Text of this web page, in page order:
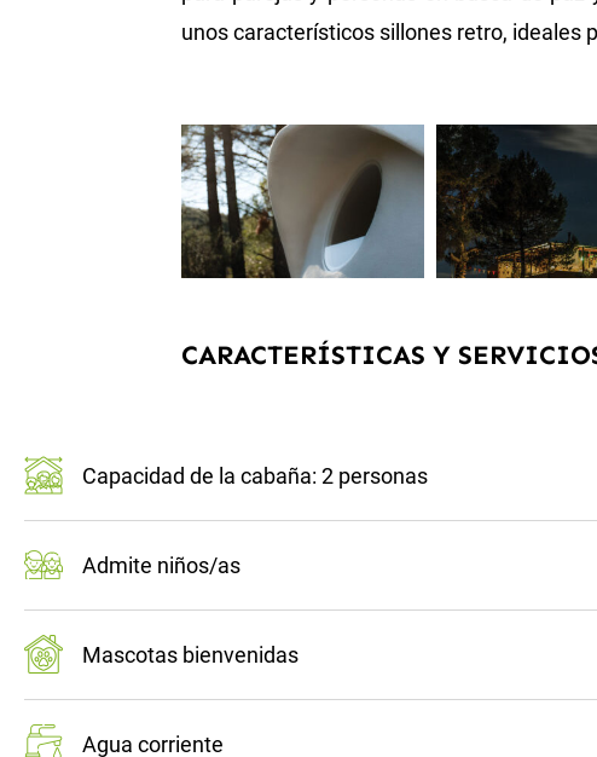
unos característicos sillones retro, ideales
CARACTERÍSTICAS Y
Capacidad de la cabaña: 2 personas
Admite niños/as
Mascotas bienvenidas
Agua corriente